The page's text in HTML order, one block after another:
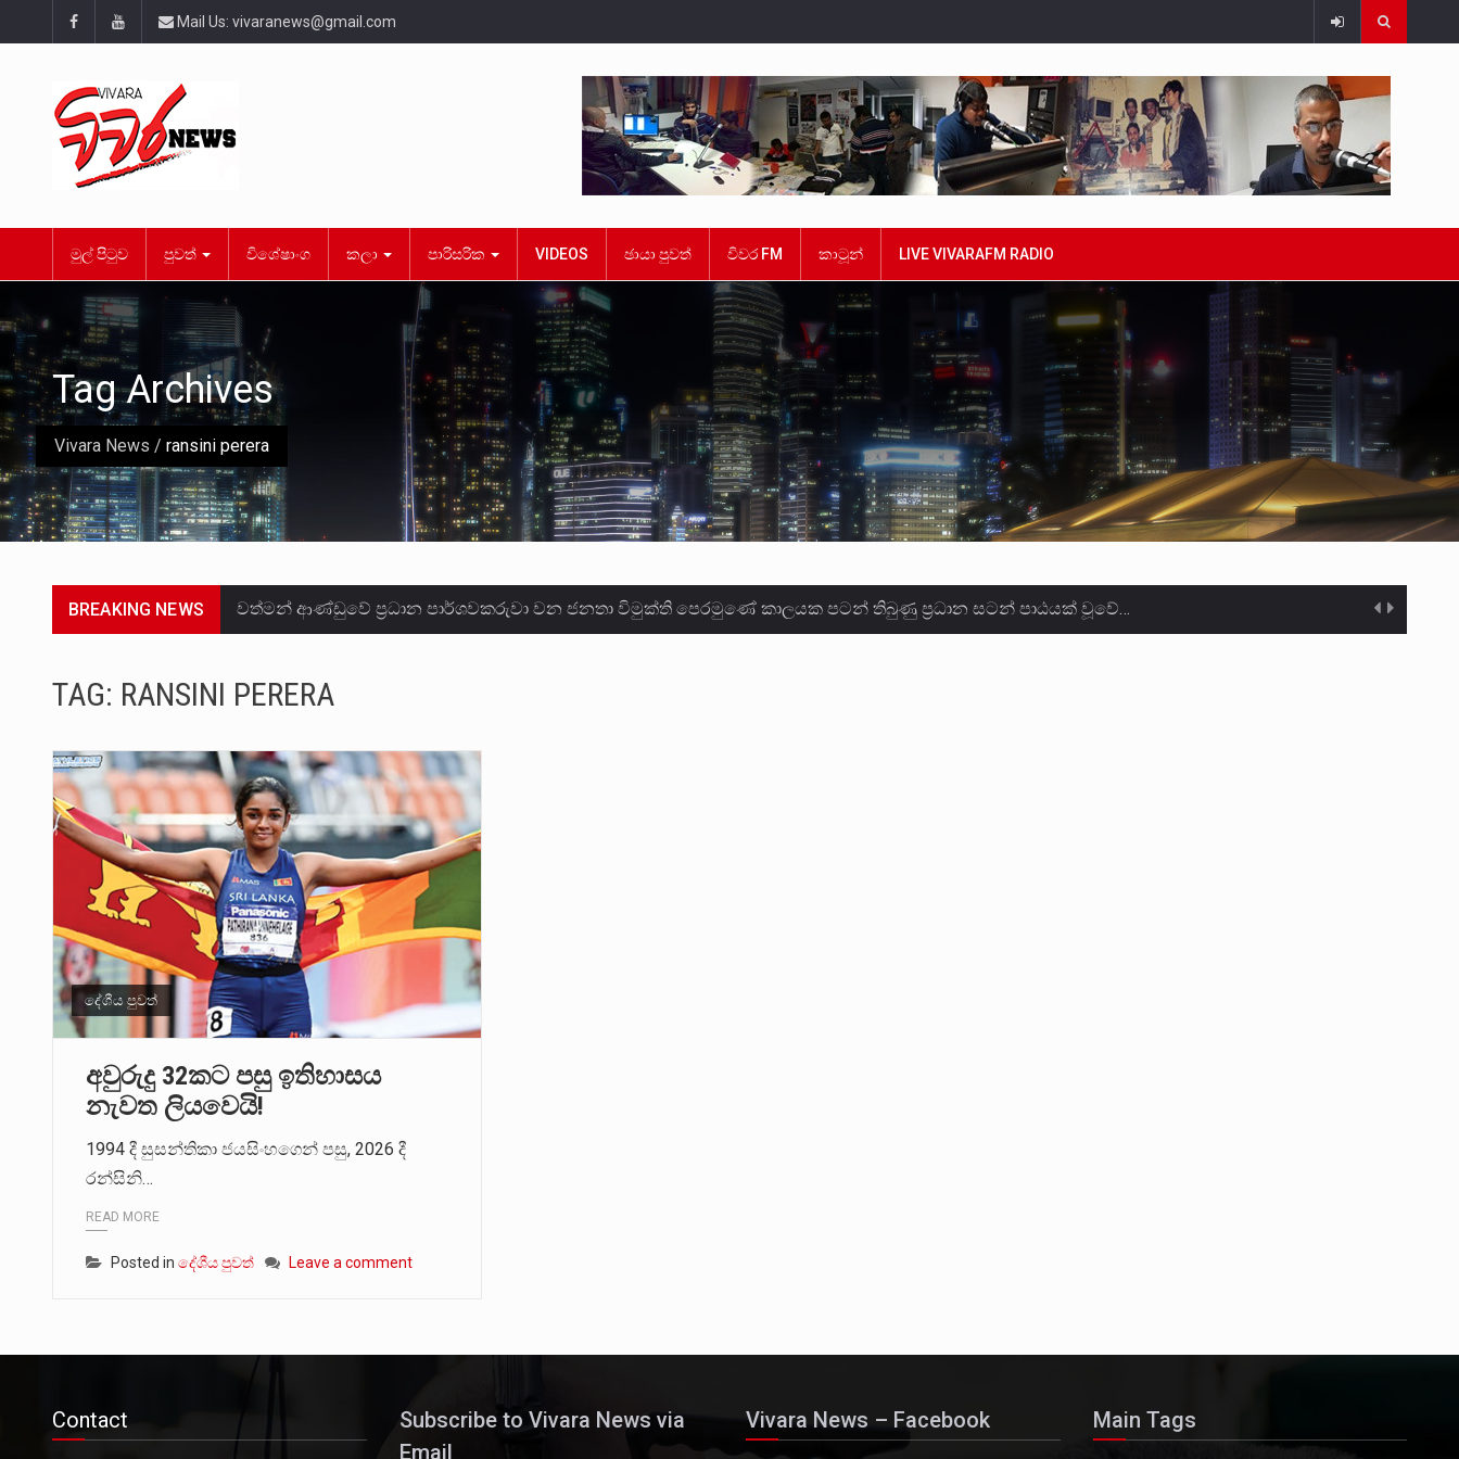
Mail Us: vivaranews@gmail.com
මුල් පිටුව පුවත් විශේෂාංග කලා පාරිසරික VIDEOS ඡායා පුවත් විවර FM කාටූන් LIVE VIVARAFM RADIO
Vivara News / ransini perera
Tag Archives
BREAKING NEWS සංවිධානාත්මක අපරාධකරුවකු වන ලොකු පැටිගේ ප්‍රධාන වෙඩික්කරු බවට සැක කරන ගිං ගඟේ ගිල්වා මරා දමා…
බන්ධනාගාර රැදවියන් 1,021 දෙනෙකු ඉකුත් වසර පහක කාලය තුලදී (2020 ජනවාරි 01 සිට 2025 දෙසැම්බර්…
මහර බන්ධනාගාරයේ අද ඇතිවූ සිද්ධියෙන් තුවාල ලැබූ බව කියන රැඳවියන් ගණන ඉහළ ගොස් තිබේ. ඒ…
අගෝස්තු මස දෙවන ඉරිදා ලිට් රූම් සූම් සංවාදය පැවැත්වෙන්නේ "කතා කරන මහ වැව" නම් නකතාවක්…
ලාල් කාන්ත ඇමතිවරයා අධිකරණ විනිශ්චයකාරවරුන්ගේ විශ්‍රාම යෑමේ වයස සම්බන්ධයෙන් නිහඬව සිටින ලෙස තමාට දැනුම් දුන්…
හිටපු පොලිස්පති පූජිත් ජයසුන්දරට සහ හිටපු ආරක්ෂක අමාත්‍යංශ ලේකම් හේමසිරි ප්‍රනාන්දු විශේෂ ත්‍රිපුද්ගල මහාධිකරණය විසින්…
පසුගිය මැයි මස 31 දිනෙන් අවසන් වූ වසර තුළ ලොව පුරා විවිධ තනතුරු නාම වලින්…
මේ, දන්නා හඳුනන ලියන්නකුගේ නන්නාඳුනන අඩවියක සැරිසරා ලද ආස්වාදනීය මොහොතක සිංහාවලෝකනයකි .කෙටි කවියක දිගු බර…
වත්මන් ආණ්ඩුවේ ප්‍රධාන පාර්ශවකරුවා වන ජනතා විමුක්ති පෙරමුණේ කාලයක පටන් තිබුණු ප්‍රධාන සටන් පාඨයක් වූවේ…
TAG: RANSINI PERERA
දේශීය පුවත්
අවුරුදු 32කට පසු ඉතිහාසය
නැවත ලියවෙයි!
1994 දී සුසන්තිකා ජයසිංහගෙන් පසු, 2026 දී
රන්සිනි…
READ MORE
Posted in දේශීය පුවත් Leave a comment
Contact
Subscribe to Vivara News via
Email
Vivara News – Facebook Main Tags